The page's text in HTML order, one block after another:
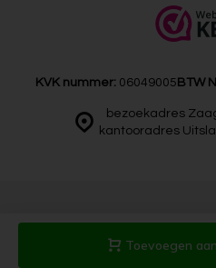
Toevoegen
bezoekadres
kantooradres
KVK nummer:06049005 BTW